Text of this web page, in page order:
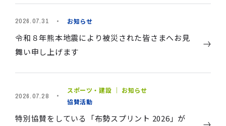
2026.07.31 お知らせ
令和８年熊本地震により被災された皆さまへお見
舞い申し上げます
2026.07.28
スポーツ・建設 ｜ お知らせ
協賛活動
特別協賛をしている「布勢スプリント 2026」が